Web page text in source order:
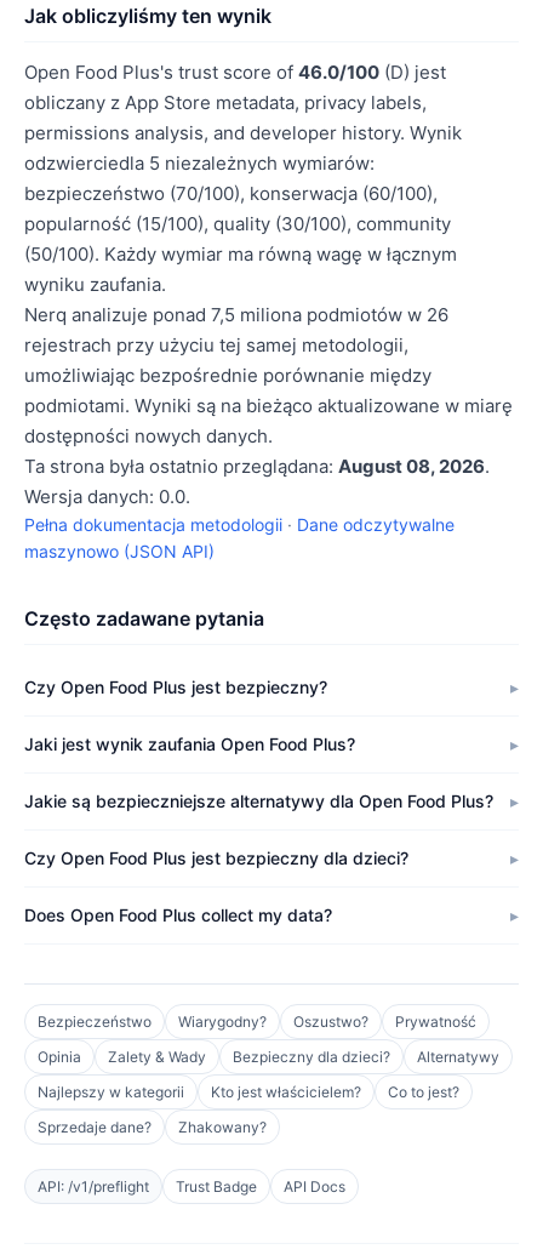
Jak obliczyliśmy ten wynik
Open Food Plus's trust score of 46.0/100 (D) jest
obliczany z App Store metadata, privacy labels,
permissions analysis, and developer history. Wynik
odzwierciedla 5 niezależnych wymiarów:
bezpieczeństwo (70/100), konserwacja (60/100),
popularność (15/100), quality (30/100), community
(50/100). Każdy wymiar ma równą wagę w łącznym
wyniku zaufania.
Nerq analizuje ponad 7,5 miliona podmiotów w 26
rejestrach przy użyciu tej samej metodologii,
umożliwiając bezpośrednie porównanie między
podmiotami. Wyniki są na bieżąco aktualizowane w miarę
dostępności nowych danych.
Ta strona była ostatnio przeglądana: August 08, 2026.
Wersja danych: 0.0.
Pełna dokumentacja metodologii · Dane odczytywalne
maszynowo (JSON API)
Często zadawane pytania
Czy Open Food Plus jest bezpieczny?
Jaki jest wynik zaufania Open Food Plus?
Jakie są bezpieczniejsze alternatywy dla Open Food Plus?
Czy Open Food Plus jest bezpieczny dla dzieci?
Does Open Food Plus collect my data?
Bezpieczeństwo Wiarygodny? Oszustwo?
Prywatność
Opinia
Zalety & Wady Bezpieczny dla dzieci?
Alternatywy
Najlepszy w kategorii
Kto jest właścicielem?
Co to jest?
Sprzedaje dane?
Zhakowany?
API: /v1/preflight Trust Badge API Docs